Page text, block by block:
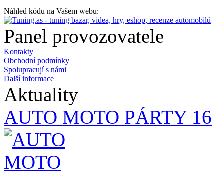
Náhled kódu na Vašem webu:
Panel provozovatele
Kontakty
Obchodní podmínky
Spolupracují s námi
Další informace
Aktuality
AUTO MOTO PÁRTY 16